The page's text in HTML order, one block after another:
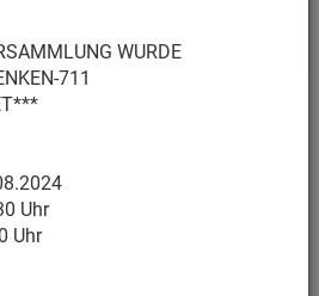
/ KONTAKT
- 711 – Alle Rechte
WURDE
711
Uhr
Uhr